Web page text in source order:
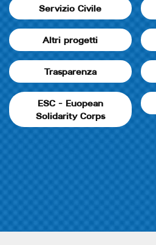
Servizio Civile
Altri progetti
Trasparenza
ESC - Euopean
Solidarity Corps